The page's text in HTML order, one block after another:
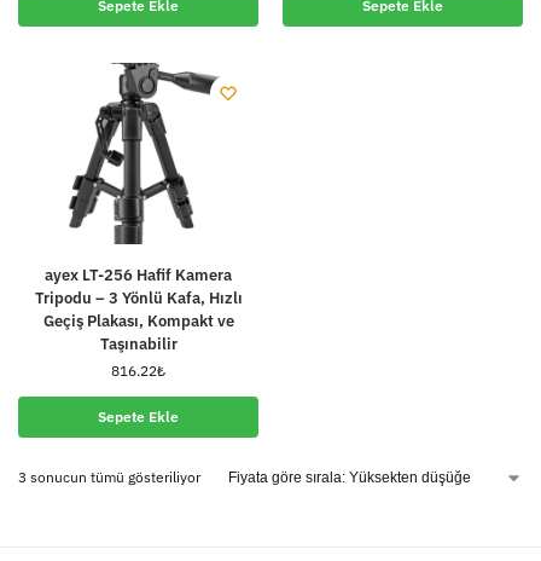
Sepete Ekle Sepete Ekle
ayex LT-256 Hafif Kamera
Tripodu – 3 Yönlü Kafa, Hızlı
Geçiş Plakası, Kompakt ve
Taşınabilir
816.22₺
Sepete Ekle
3 sonucun tümü gösteriliyor